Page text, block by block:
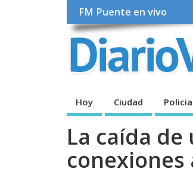
FM Puente en vivo
Hoy Ciudad
La caída